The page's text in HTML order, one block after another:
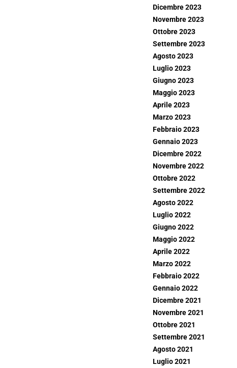
Dicembre 2023
Novembre 2023
Ottobre 2023
Settembre 2023
Agosto 2023
Luglio 2023
Giugno 2023
Maggio 2023
Aprile 2023
Marzo 2023
Febbraio 2023
Gennaio 2023
Dicembre 2022
Novembre 2022
Ottobre 2022
Settembre 2022
Agosto 2022
Luglio 2022
Giugno 2022
Maggio 2022
Aprile 2022
Marzo 2022
Febbraio 2022
Gennaio 2022
Dicembre 2021
Novembre 2021
Ottobre 2021
Settembre 2021
Agosto 2021
Luglio 2021